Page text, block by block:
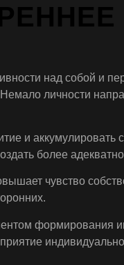
над собой
личности
и
более
чувство
формирования